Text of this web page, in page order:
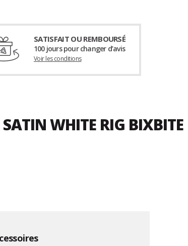
SATISFAIT OU REMBOURSÉ
100 jours pour changer d’avis
Voir les conditions
WHITE RIG BIXBITE